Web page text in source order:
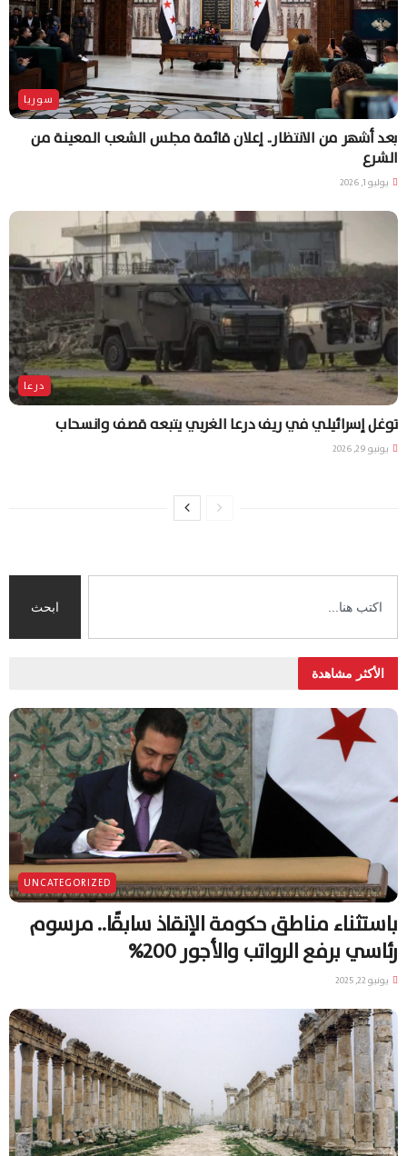
سوريا
بعد أشهر من الانتظار.. إعلان قائمة مجلس الشعب المعينة من
الشرع
يوليو 1, 2026
درعا
توغل إسرائيلي في ريف درعا الغربي يتبعه قصف وانسحاب
يونيو 29, 2026
ابحث
الأكثر مشاهدة
UNCATEGORIZED
باستثناء مناطق حكومة الإنقاذ سابقًا.. مرسوم
رئاسي برفع الرواتب والأجور 200%
يونيو 22, 2025